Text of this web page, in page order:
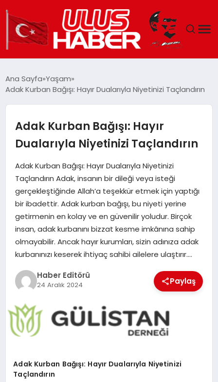
EKONOMI
SIYASET
EĞITIM
MAGAZIN
YAŞAM
Ana Sayfa Yaşam
Adak Kurban Bağışı: Hayır Dualarıyla Niyetinizi Taçlandırın
Adak Kurban Bağışı: Hayır
Dualarıyla Niyetinizi Taçlandırın
Adak Kurban Bağışı: Hayır Dualarıyla Niyetinizi
Taçlandırın Adak, insanın bir dileği veya isteği
gerçekleştiğinde Allah’a teşekkür etmek için yaptığı
bir ibadettir. Adak kurban bağışı, bu niyeti yerine
getirmenin en kolay ve en güvenilir yoludur. Birçok
insan, adak kurbanını bizzat kesme imkânına sahip
olmayabilir. Ancak hayır kurumları, sizin adınıza adak
kurbanınızı keserek ihtiyaç sahibi ailelere ulaştırır….
Haber Editörü
24 Aralık 2024 Paylaş
Adak Kurban Bağışı: Hayır Dualarıyla Niyetinizi
Taçlandırın